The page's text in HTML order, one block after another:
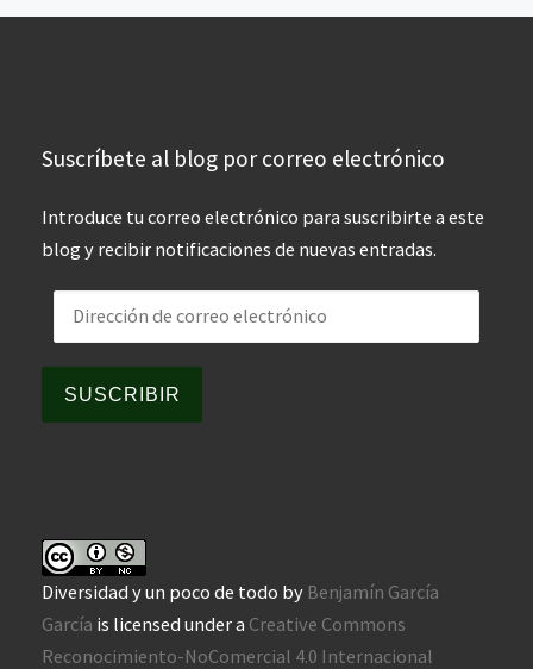
Suscríbete al blog por correo electrónico
Introduce tu correo electrónico para suscribirte a este
blog y recibir notificaciones de nuevas entradas.
Dirección de correo electrónico
SUSCRIBIR
Diversidad y un poco de todo by Benjamín García
García is licensed under a Creative Commons
Reconocimiento-NoComercial 4.0 Internacional